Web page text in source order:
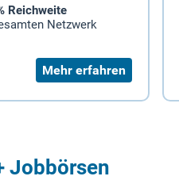
Reichweite
Netzwerk
Mehr erfahren
Jobbörsen